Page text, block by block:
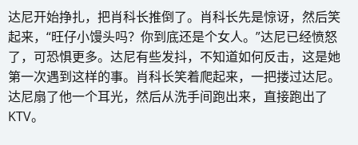
​达尼开始挣扎，把肖科长推倒了。肖科长先是惊讶，然后笑
起来，“旺仔小馒头吗？你到底还是个女人。”达尼已经愤怒
了，可恐惧更多。达尼有些发抖，不知道如何反击，这是她
第一次遇到这样的事。肖科长笑着爬起来，一把搂过达尼。
达尼扇了他一个耳光，然后从洗手间跑出来，直接跑出了
KTV。